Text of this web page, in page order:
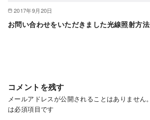
2017年9月20日
お問い合わせをいただきました光線照射方法
コメントを残す
メールアドレスが公開されることはありません。
は必須項目です